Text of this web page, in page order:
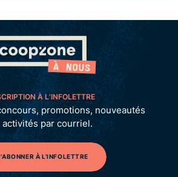
À L’INFOLETTRE
promotions, nouveautés
activités par courriel.
À L'INFOLETTRE